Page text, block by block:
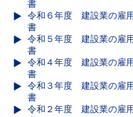
書
令和６年度 建設業の雇
書
令和５年度 建設業の雇
書
令和４年度 建設業の雇
書
令和３年度 建設業の雇
書
令和２年度 建設業の雇